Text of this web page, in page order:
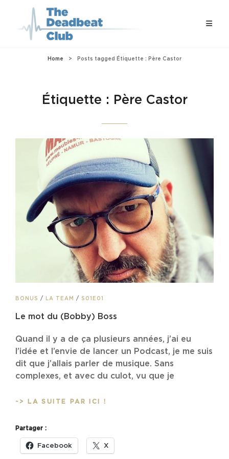
Home > Posts tagged Étiquette : Père Castor
Étiquette : Père Castor
CAT
BONUS / LA TEAM / S01E01
Le mot du (Bobby) Boss
Quand il y a de ça plusieurs années, j’ai eu
l’idée et l’envie de lancer un Podcast, je me suis
dit que j’allais parler de musique. Sans
complexes, et avec du culot, vu que je
-> LA SUITE PAR ICI !
BOSS
Partager :
Facebook X